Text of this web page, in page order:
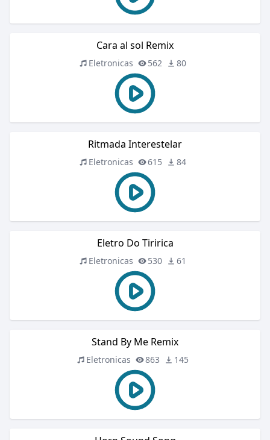
Cara al sol Remix
Eletronicas 562 80
Ritmada Interestelar
Eletronicas 615 84
Eletro Do Tiririca
Eletronicas 530 61
Stand By Me Remix
Eletronicas 863 145